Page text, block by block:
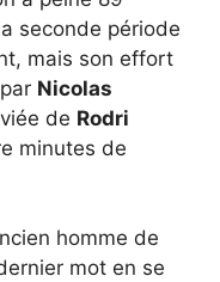
seconde période
mais son effort
Nicolas
de Rodri
minutes de
homme de
mot en se